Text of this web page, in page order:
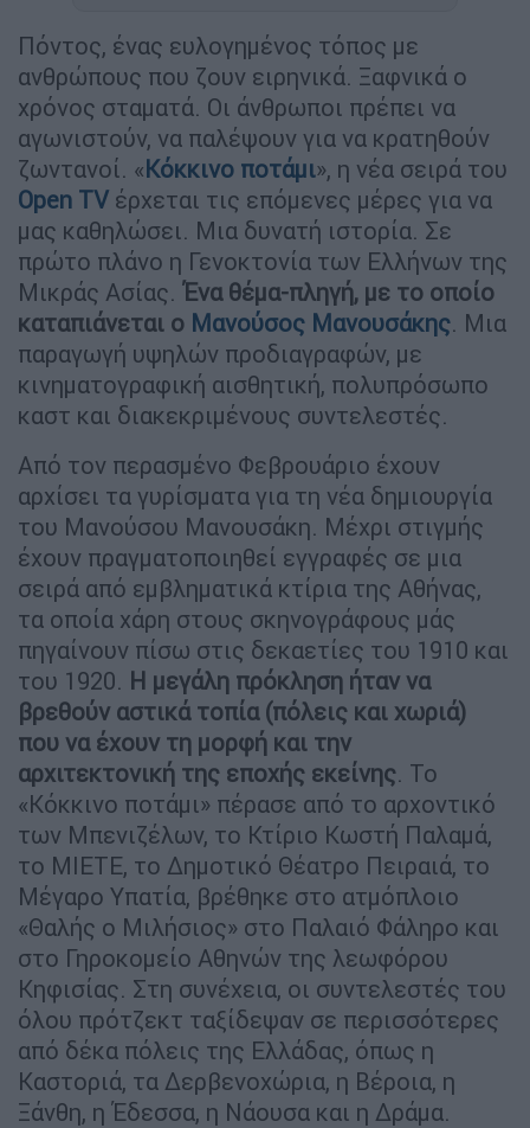
Πόντος, ένας ευλογημένος τόπος με
ανθρώπους που ζουν ειρηνικά. Ξαφνικά ο
χρόνος σταματά. Οι άνθρωποι πρέπει να
αγωνιστούν, να παλέψουν για να κρατηθούν
ζωντανοί. «Κόκκινο ποτάμι», η νέα σειρά του
Open TV έρχεται τις επόμενες μέρες για να
μας καθηλώσει. Μια δυνατή ιστορία. Σε
πρώτο πλάνο η Γενοκτονία των Ελλήνων της
Μικράς Ασίας. Ένα θέμα-πληγή, με το οποίο
καταπιάνεται ο Μανούσος Μανουσάκης. Μια
παραγωγή υψηλών προδιαγραφών, με
κινηματογραφική αισθητική, πολυπρόσωπο
καστ και διακεκριμένους συντελεστές.
Από τoν περασμένο Φεβρουάριο έχουν
αρχίσει τα γυρίσματα για τη νέα δημιουργία
του Μανούσου Μανουσάκη. Μέχρι στιγμής
έχουν πραγματοποιηθεί εγγραφές σε μια
σειρά από εμβληματικά κτίρια της Αθήνας,
τα οποία χάρη στους σκηνογράφους μάς
πηγαίνουν πίσω στις δεκαετίες του 1910 και
του 1920. Η μεγάλη πρόκληση ήταν να
βρεθούν αστικά τοπία (πόλεις και χωριά)
που να έχουν τη μορφή και την
αρχιτεκτονική της εποχής εκείνης. Το
«Κόκκινο ποτάμι» πέρασε από το αρχοντικό
των Μπενιζέλων, το Κτίριο Κωστή Παλαμά,
το ΜΙΕΤΕ, το Δημοτικό Θέατρο Πειραιά, το
Μέγαρο Υπατία, βρέθηκε στο ατμόπλοιο
«Θαλής ο Μιλήσιος» στο Παλαιό Φάληρο και
στο Γηροκομείο Αθηνών της λεωφόρου
Κηφισίας. Στη συνέχεια, οι συντελεστές του
όλου πρότζεκτ ταξίδεψαν σε περισσότερες
από δέκα πόλεις της Ελλάδας, όπως η
Καστοριά, τα Δερβενοχώρια, η Βέροια, η
Ξάνθη, η Έδεσσα, η Νάουσα και η Δράμα.